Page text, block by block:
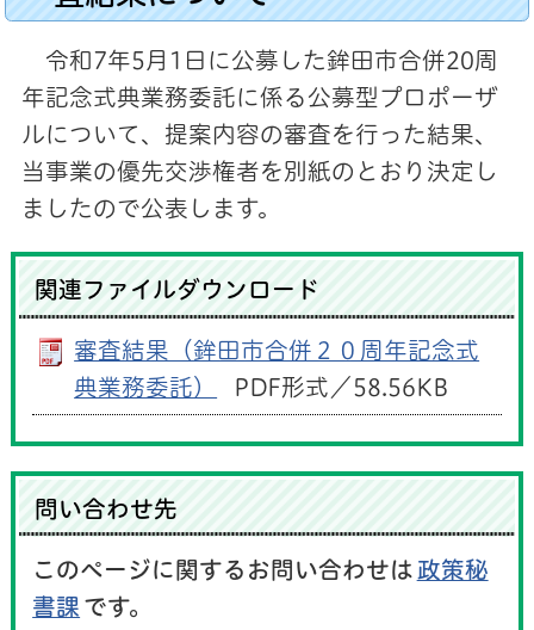
令和7年5月1日に公募した鉾田市合併20周
年記念式典業務委託に係る公募型プロポーザ
ルについて、提案内容の審査を行った結果、
当事業の優先交渉権者を別紙のとおり決定し
ましたので公表します。
関連ファイルダウンロード
審査結果（鉾田市合併２０周年記念式
典業務委託）
PDF形式／58.56KB
問い合わせ先
このページに関するお問い合わせは 政策秘
書課 です。